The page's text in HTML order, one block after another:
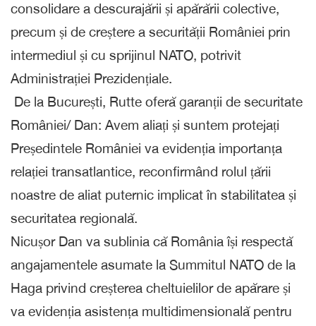
consolidare a descurajării și apărării colective,
precum și de creștere a securității României prin
intermediul și cu sprijinul NATO, potrivit
Administrației Prezidențiale.
De la București, Rutte oferă garanții de securitate
României/ Dan: Avem aliați și suntem protejați
Președintele României va evidenția importanța
relației transatlantice, reconfirmând rolul țării
noastre de aliat puternic implicat în stabilitatea și
securitatea regională.
Nicușor Dan va sublinia că România își respectă
angajamentele asumate la Summitul NATO de la
Haga privind creșterea cheltuielilor de apărare și
va evidenția asistența multidimensională pentru